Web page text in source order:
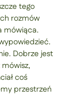
tego
rozmów
mówiąca.
Dobrze jest
coś
przestrzeń